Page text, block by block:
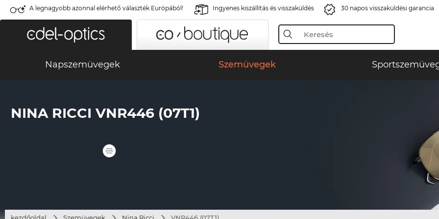
A legnagyobb azonnal elérhető választék Európából! Ingyenes kiszállítás és visszaküldés 30 napos visszaküldési garancia
Napszemüvegek Szemüvegek
NINA RICCI VNR446 (07T1)